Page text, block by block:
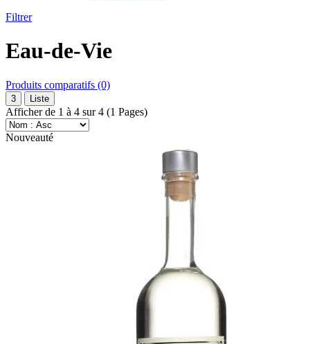
Filtrer
Eau-de-Vie
Produits comparatifs (0)
3 Liste
Afficher de 1 à 4 sur 4 (1 Pages)
Nouveauté